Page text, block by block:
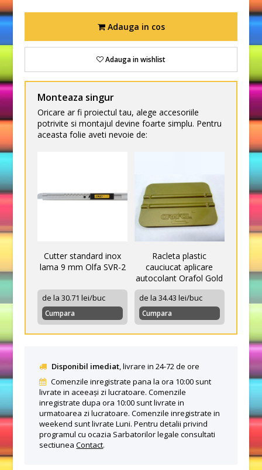
Adauga in cos
Adauga in wishlist
Monteaza singur
Oricare ar fi proiectul tau, alege accesoriile
potrivite si montajul devine foarte simplu. Pentru
aceasta folie aveti nevoie de:
Cutter standard inox
lama 9 mm Olfa SVR-2
de la 30.71 lei/buc
Cumpara
Racleta plastic
cauciucat aplicare
autocolant Orafol Gold
de la 34.43 lei/buc
Cumpara
Disponibil imediat, livrare in 24-72 de ore
Comenzile inregistrate pana la ora 10:00 sunt
livrate in aceeași zi lucratoare. Comenzile
inregistrate dupa ora 10:00 sunt livrate in
urmatoarea zi lucratoare. Comenzile inregistrate in
weekend sunt livrate Luni. Pentru detalii privind
programul cu ocazia Sarbatorilor legale consultati
sectiuneaContact.